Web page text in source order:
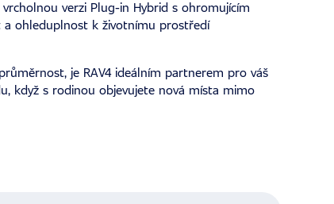
verzi Plug-in Hybrid s ohromujícím
a ohleduplnost k životnímu prostředí
je RAV4 ideálním partnerem pro váš
když s rodinou objevujete nová místa mimo